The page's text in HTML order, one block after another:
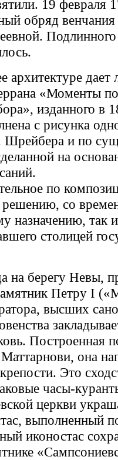
19 февраля
обряд
архитектуре дает
«Моменты
изданного в
с рисунка
и по
на
по
со
назначению, так
столицей
на берегу Невы,
Петру I
высших
Построенная
она
Это
часы-
церкви
выполненный
иконостас